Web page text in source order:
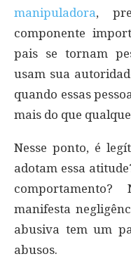
manipuladora,
componente
pais se tornam
usam sua
quando essas
mais do que
Nesse ponto, é
adotam essa
manifesta
abusiva tem um
abusos.